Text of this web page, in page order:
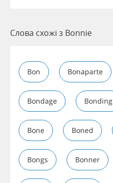
Слова схожі з Bonnie
Bon Bonaparte
Bondage Bonding
Bone Boned
Bongs Bonner